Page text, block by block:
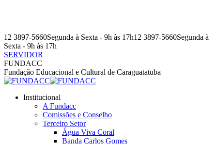
conteúdo
12 3897-5660Segunda à Sexta - 9h às 17h12 3897-5660Segunda à
Sexta - 9h às 17h
SERVIDOR
Facebook
page
opens
new
Instagram
page
opens
new
YouTube
page
opens
new
Facebook
page
opens
new
Instagram
page
opens
new
YouTube
page
opens
new
FUNDACC
Fundação Educacional e Cultural de Caraguatatuba
Institucional
A Fundacc
Comissões e Conselho
Terceiro Setor
Água Viva Coral
Banda Carlos Gomes